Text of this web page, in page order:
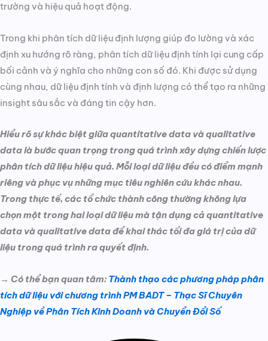
trường và hiệu quả hoạt động.
Trong khi phân tích dữ liệu định lượng giúp đo lường và xác
định xu hướng rõ ràng, phân tích dữ liệu định tính lại cung cấp
bối cảnh và ý nghĩa cho những con số đó. Khi được sử dụng
cùng nhau, dữ liệu định tính và định lượng có thể tạo ra những
insight sâu sắc và đáng tin cậy hơn.
Hiểu rõ sự khác biệt giữa quantitative data và qualitative
data là bước quan trọng trong quá trình xây dựng chiến lược
phân tích dữ liệu hiệu quả. Mỗi loại dữ liệu đều có điểm mạnh
riêng và phục vụ những mục tiêu nghiên cứu khác nhau.
Trong thực tế, các tổ chức thành công thường không lựa
chọn một trong hai loại dữ liệu mà tận dụng cả quantitative
data và qualitative data để khai thác tối đa giá trị của dữ
liệu trong quá trình ra quyết định.
→ Có thể bạn quan tâm: Thành thạo các phương pháp phân
tích dữ liệu với chương trình PM BADT – Thạc Sĩ Chuyên
Nghiệp về Phân Tích Kinh Doanh và Chuyển Đổi Số